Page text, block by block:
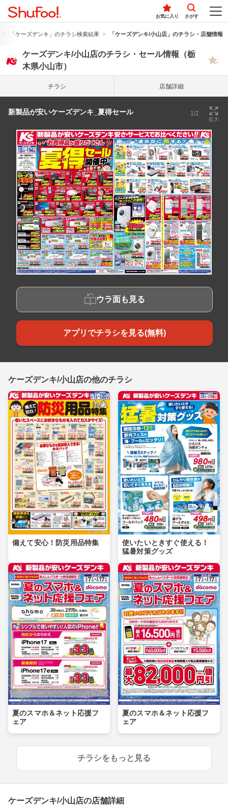
お気に入り さがす
「ケーズデンキ」のチラシ検索結果 「ケーズデンキ/小山店」のチラシ・店舗情報
ケーズデンキ/小山店のチラシ・セール情報（栃
木県小山市）
チラシ 店舗詳細
新製品が安いケーズデンキ_夏得セール 1/2
拡大
ウラ面も見る
アプリでチラシを見る(無料)
ケーズデンキ/小山店の他のチラシ
備えて安心！防災用品特集
使いたいときすぐ使える！
猛暑対策グッズ
夏のスマホ＆ネット応援フ
ェア
夏のスマホ＆ネット応援フ
ェア
チラシをもっと見る
ケーズデンキ/小山店の店舗詳細